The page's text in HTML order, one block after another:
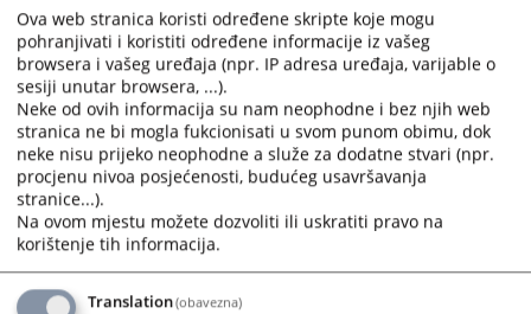
Sudska pisarnica smještena je u prizemlju zgrade suda
u kancelariji broj 5 i 9 a kontakt telefon 052/211-015,
lokal 105 i 109.
3589PREGLEDA
Ova web stranica koristi određene skripte koje mogu
pohranjivati i koristiti određene informacije iz vašeg
browsera i vašeg uređaja (npr. IP adresa uređaja, varijable o
sesiji unutar browsera, ...).
Neke od ovih informacija su nam neophodne i bez njih web
stranica ne bi mogla fukcionisati u svom punom obimu, dok
neke nisu prijeko neophodne a služe za dodatne stvari (npr.
procjenu nivoa posjećenosti, budućeg usavršavanja
stranice...).
Na ovom mjestu možete dozvoliti ili uskratiti pravo na
korištenje tih informacija.
Translation(obavezna)